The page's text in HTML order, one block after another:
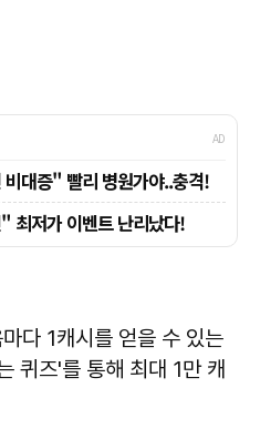
다 1캐시를 얻을 수 있는
퀴즈'를 통해 최대 1만 캐